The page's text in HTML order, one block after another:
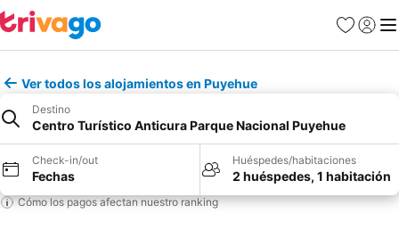
Favoritos
Iniciar
Ver todos los alojamientos en Puyehue
Destino
Centro Turístico Anticura Parque Nacional Puyehue
Check-in/out
Fechas
Huéspedes/habitaciones
2 huéspedes, 1 habitación
Cómo los pagos afectan nuestro ranking